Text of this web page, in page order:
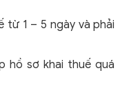
từ 1 – 5 ngày và phải
hồ sơ khai thuế quá